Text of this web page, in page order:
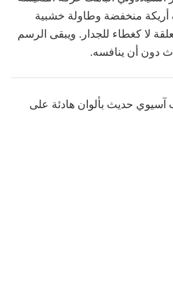
منخفضة وطاولة خشبية
لا كغطاء للجدار. ويبقى الرسم
دون أن ينافسه.
حديث بألوان هادئة على